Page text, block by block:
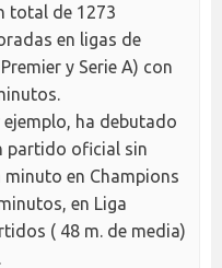
total de 1273
en ligas de
y Serie A) con
ejemplo, ha debutado
partido oficial sin
minuto en Champions
en Liga
( 48 m. de media)